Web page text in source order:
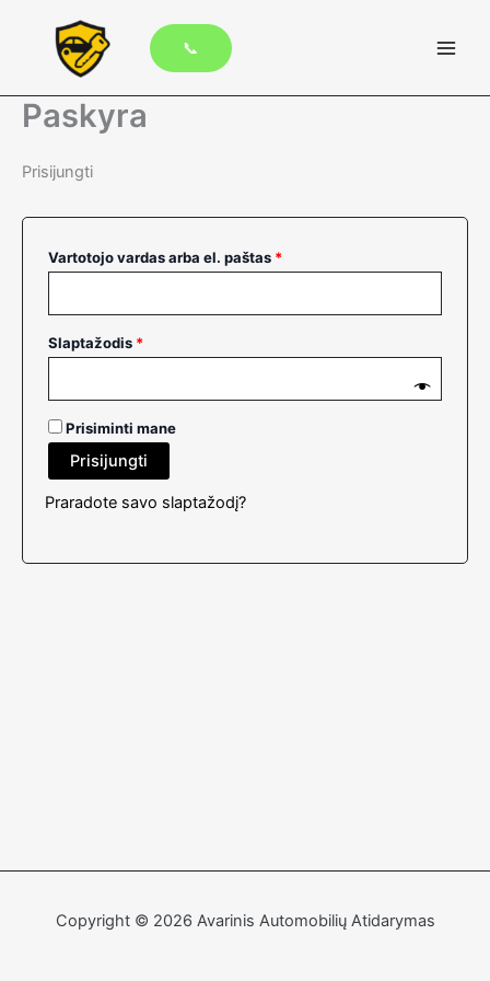
📞
Paskyra
Prisijungti
Vartotojo vardas arba el. paštas *Privalomas
Slaptažodis *Privalomas
Prisiminti mane
Prisijungti
Praradote savo slaptažodį?
Copyright © 2026 Avarinis Automobilių Atidarymas